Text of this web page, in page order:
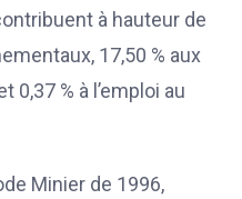
à hauteur de
17,50 % aux
0,37 % à l’emploi au
Minier de 1996,